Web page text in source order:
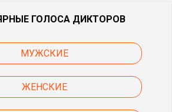
ГОЛОСА ДИКТОРОВ
МУЖСКИЕ
ЖЕНСКИЕ